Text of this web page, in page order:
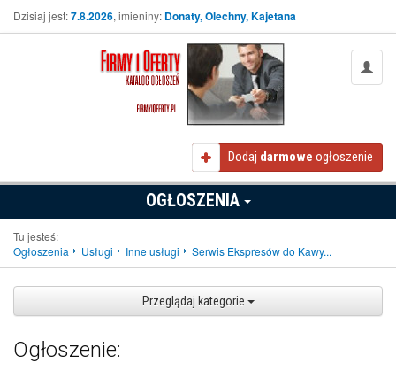
Dzisiaj jest:7.8.2026, imieniny: Donaty, Olechny, Kajetana
Dodaj darmowe ogłoszenie
OGŁOSZENIA
Tu jesteś:
Ogłoszenia
Usługi Inne usługi Serwis Ekspresów do Kawy...
Przeglądaj kategorie
Ogłoszenie: